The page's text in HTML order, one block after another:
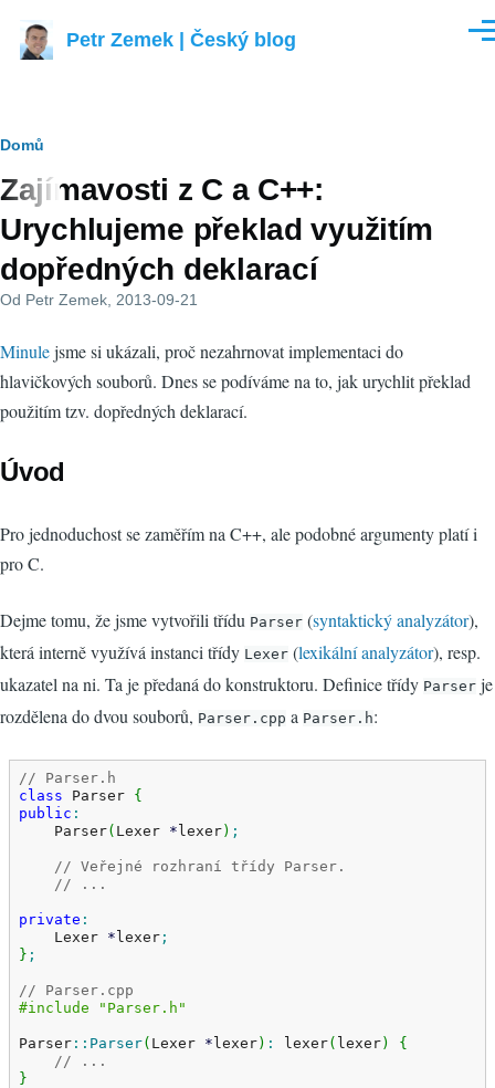
Petr Zemek | Český blog
Drobečková
navigace
Domů
Zajímavosti z C a C++:
Urychlujeme překlad využitím
dopředných deklarací
Od Petr Zemek , 2013-09-21
Minulejsme si ukázali, proč nezahrnovat implementaci do
hlavičkových souborů. Dnes se podíváme na to, jak urychlit překlad
použitím tzv. dopředných deklarací.
Úvod
Pro jednoduchost se zaměřím na C++, ale podobné argumenty platí i
pro C.
Dejme tomu, že jsme vytvořili třídu Parser (syntaktický analyzátor),
která interně využívá instanci třídy Lexer (lexikální analyzátor), resp.
ukazatel na ni. Ta je předaná do konstruktoru. Definice třídy Parser je
rozdělena do dvou souborů, Parser.cpp a Parser.h:
// Parser.h
class Parser {
public :
    Parser
( Lexer * lexer) ;
// Veřejné rozhraní třídy Parser.
// ...
private :
    Lexer
* lexer ;
} ;
// Parser.cpp
#include "Parser.h"
Parser :: Parser( Lexer * lexer) : lexer( lexer)
{
// ...
}